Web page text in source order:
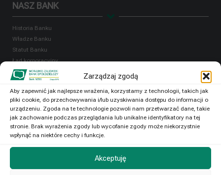
Zarządzaj zgodą
Aby zapewnić jak najlepsze wrażenia, korzystamy z technologii, takich jak
pliki cookie, do przechowywania i/lub uzyskiwania dostępu do informacji o
urządzeniu. Zgoda na te technologie pozwoli nam przetwarzać dane, takie
jak zachowanie podczas przeglądania lub unikalne identyfikatory na tej
stronie. Brak wyrażenia zgody lub wycofanie zgody może niekorzystnie
wpłynąć na niektóre cechy i funkcje.
Akceptuję
NASZ BANK
Historia Banku
Władze Banku
Statut Banku
Ład korporacyjny
Polityka informacyjna i bilans
PSD2
RODO
Reklamacje
Dostępność
OFERTA